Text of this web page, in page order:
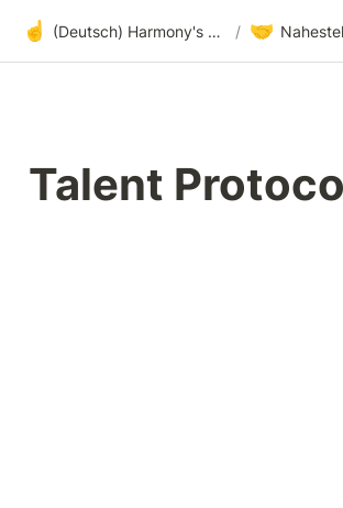
☝️ (Deutsch) Harmony's offene Entwicklung / 🤝
Talent